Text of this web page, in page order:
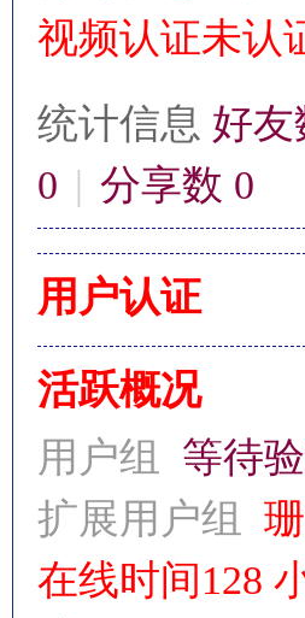
视频认证未认
统计信息 好友
0 | 分享数 0
用户认证
活跃概况
用户组 等待
扩展用户组
在线时间 128